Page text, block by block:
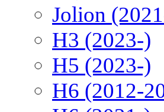
Jolion
H3 (2023-)
H5 (2023-)
H6 (2012-